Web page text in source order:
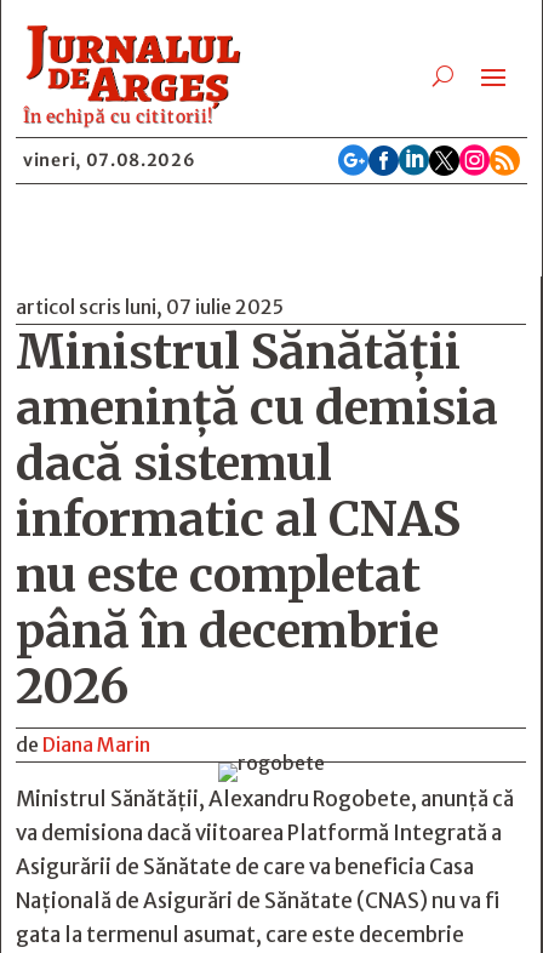
În echipă cu cititorii!
vineri, 07.08.2026 
articol scris luni, 07 iulie 2025
Ministrul Sănătății
amenință cu demisia
dacă sistemul
informatic al CNAS
nu este completat
până în decembrie
2026
de Diana Marin
Ministrul Sănătății, Alexandru Rogobete, anunță că
va demisiona dacă viitoarea Platformă Integrată a
Asigurării de Sănătate de care va beneficia Casa
Națională de Asigurări de Sănătate (CNAS) nu va fi
gata la termenul asumat, care este decembrie